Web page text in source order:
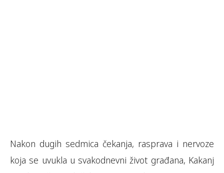
Nakon dugih sedmica čekanja, rasprava i nervoze
koja se uvukla u svakodnevni život građana, Kakanj